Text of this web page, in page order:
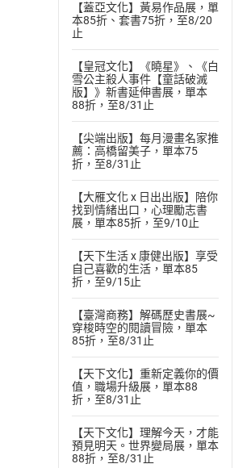
【蓋亞文化】黃易作品展，單
本85折、套書75折，至8/20
止
【皇冠文化】《曉星》、《白
雪公主殺人事件【童話破滅
版】》新書延伸書展，單本
88折，至8/31止
【尖端出版】每月漫畫名家推
薦：高橋留美子，單本75
折，至8/31止
【大雁文化 x 日出出版】陪你
找到情緒出口，心理勵志書
展，單本85折，至9/10止
【天下生活 x 康健出版】享受
自己喜歡的生活，單本85
折，至9/15止
【臺灣商務】解碼歷史書展~
穿梭時空的閱讀冒險，單本
85折，至8/31止
【天下文化】重新定義你的價
值，職場升級展，單本88
折，至8/31止
【天下文化】理解今天，才能
預見明天。世界變局展，單本
88折，至8/31止